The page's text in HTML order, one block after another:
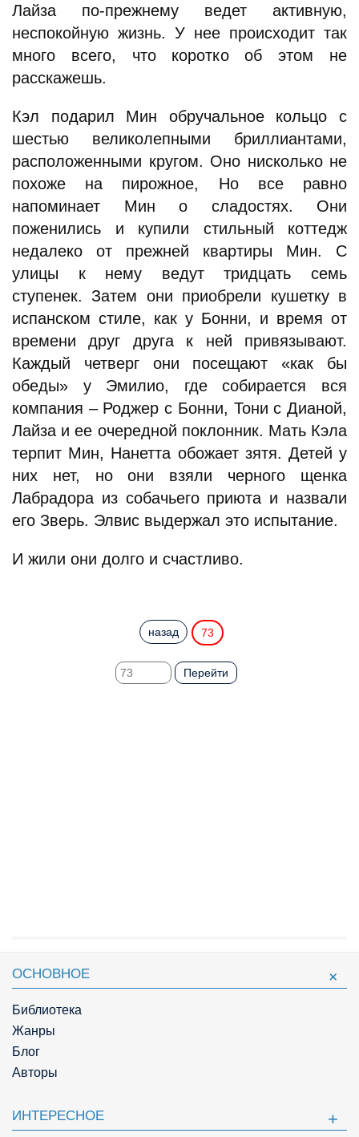
Лайза по-прежнему ведет активную,
неспокойную жизнь. У нее происходит так
много всего, что коротко об этом не
расскажешь.
Кэл подарил Мин обручальное кольцо с
шестью великолепными бриллиантами,
расположенными кругом. Оно нисколько не
похоже на пирожное, Но все равно
напоминает Мин о сладостях. Они
поженились и купили стильный коттедж
недалеко от прежней квартиры Мин. С
улицы к нему ведут тридцать семь
ступенек. Затем они приобрели кушетку в
испанском стиле, как у Бонни, и время от
времени друг друга к ней привязывают.
Каждый четверг они посещают «как бы
обеды» у Эмилио, где собирается вся
компания – Роджер с Бонни, Тони с Дианой,
Лайза и ее очередной поклонник. Мать Кэла
терпит Мин, Нанетта обожает зятя. Детей у
них нет, но они взяли черного щенка
Лабрадора из собачьего приюта и назвали
его Зверь. Элвис выдержал это испытание.
И жили они долго и счастливо.
назад 73
Перейти
ОСНОВНОЕ
Библиотека
Жанры
Блог
Авторы
ИНТЕРЕСНОЕ